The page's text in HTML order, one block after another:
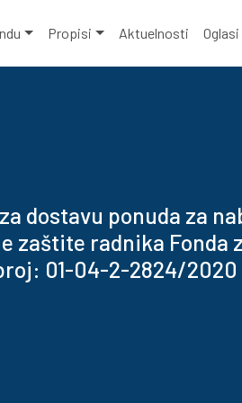
Propisi Aktuelnosti Oglasi
dostavu ponuda za
zaštite radnika Fonda
01-04-2-2824/2020